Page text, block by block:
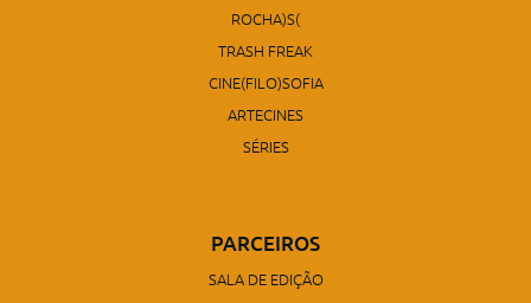
ROCHA)S(
TRASH FREAK
CINE(FILO)SOFIA
ARTECINES
SÉRIES
PARCEIROS
SALA DE EDIÇÃO